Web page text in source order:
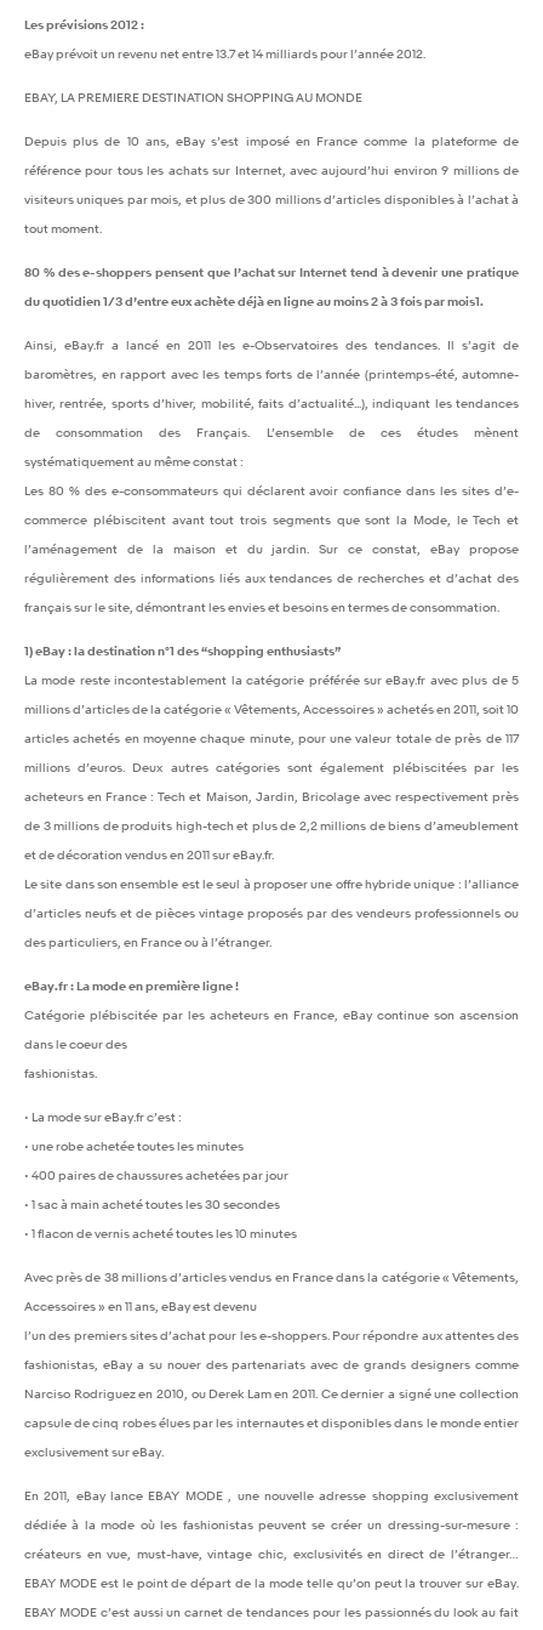
Les prévisions 2012 :
eBay prévoit un revenu net entre 13.7 et 14 milliards pour l’année 2012.
EBAY, LA PREMIERE DESTINATION SHOPPING AU MONDE
Depuis plus de 10 ans, eBay s’est imposé en France comme la plateforme de
référence pour tous les achats sur Internet, avec aujourd’hui environ 9 millions de
visiteurs uniques par mois, et plus de 300 millions d’articles disponibles à l’achat à
tout moment.
80 % des e-shoppers pensent que l’achat sur Internet tend à devenir une pratique
du quotidien 1/3 d’entre eux achète déjà en ligne au moins 2 à 3 fois par mois1.
Ainsi, eBay.fr a lancé en 2011 les e-Observatoires des tendances. Il s’agit de
baromètres, en rapport avec les temps forts de l’année (printemps-été, automne-
hiver, rentrée, sports d’hiver, mobilité, faits d’actualité...), indiquant les tendances
de consommation des Français. L’ensemble de ces études mènent
systématiquement au même constat :
Les 80 % des e-consommateurs qui déclarent avoir confiance dans les sites d’e-
commerce plébiscitent avant tout trois segments que sont la Mode, le Tech et
l’aménagement de la maison et du jardin. Sur ce constat, eBay propose
régulièrement des informations liés aux tendances de recherches et d’achat des
français sur le site, démontrant les envies et besoins en termes de consommation.
1) eBay : la destination n°1 des “shopping enthusiasts”
La mode reste incontestablement la catégorie préférée sur eBay.fr avec plus de 5
millions d’articles de la catégorie « Vêtements, Accessoires » achetés en 2011, soit 10
articles achetés en moyenne chaque minute, pour une valeur totale de près de 117
millions d’euros. Deux autres catégories sont également plébiscitées par les
acheteurs en France : Tech et Maison, Jardin, Bricolage avec respectivement près
de 3 millions de produits high-tech et plus de 2,2 millions de biens d’ameublement
et de décoration vendus en 2011 sur eBay.fr.
Le site dans son ensemble est le seul à proposer une offre hybride unique : l’alliance
d’articles neufs et de pièces vintage proposés par des vendeurs professionnels ou
des particuliers, en France ou à l’étranger.
eBay.fr : La mode en première ligne !
Catégorie plébiscitée par les acheteurs en France, eBay continue son ascension
dans le coeur des
fashionistas.
• La mode sur eBay.fr c’est :
• une robe achetée toutes les minutes
• 400 paires de chaussures achetées par jour
• 1 sac à main acheté toutes les 30 secondes
• 1 flacon de vernis acheté toutes les 10 minutes
Avec près de 38 millions d’articles vendus en France dans la catégorie « Vêtements,
Accessoires » en 11 ans, eBay est devenu
l’un des premiers sites d’achat pour les e-shoppers. Pour répondre aux attentes des
fashionistas, eBay a su nouer des partenariats avec de grands designers comme
Narciso Rodriguez en 2010, ou Derek Lam en 2011. Ce dernier a signé une collection
capsule de cinq robes élues par les internautes et disponibles dans le monde entier
exclusivement sur eBay.
En 2011, eBay lance EBAY MODE , une nouvelle adresse shopping exclusivement
dédiée à la mode où les fashionistas peuvent se créer un dressing-sur-mesure :
créateurs en vue, must-have, vintage chic, exclusivités en direct de l’étranger…
EBAY MODE est le point de départ de la mode telle qu’on peut la trouver sur eBay.
EBAY MODE c’est aussi un carnet de tendances pour les passionnés du look au fait